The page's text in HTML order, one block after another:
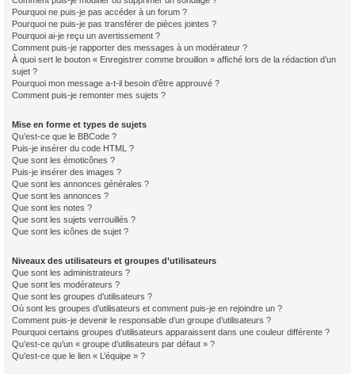
Pourquoi ne puis-je pas accéder à un forum ?
Pourquoi ne puis-je pas transférer de pièces jointes ?
Pourquoi ai-je reçu un avertissement ?
Comment puis-je rapporter des messages à un modérateur ?
À quoi sert le bouton « Enregistrer comme brouillon » affiché lors de la rédaction d’un
sujet ?
Pourquoi mon message a-t-il besoin d’être approuvé ?
Comment puis-je remonter mes sujets ?
Mise en forme et types de sujets
Qu’est-ce que le BBCode ?
Puis-je insérer du code HTML ?
Que sont les émoticônes ?
Puis-je insérer des images ?
Que sont les annonces générales ?
Que sont les annonces ?
Que sont les notes ?
Que sont les sujets verrouillés ?
Que sont les icônes de sujet ?
Niveaux des utilisateurs et groupes d’utilisateurs
Que sont les administrateurs ?
Que sont les modérateurs ?
Que sont les groupes d’utilisateurs ?
Où sont les groupes d’utilisateurs et comment puis-je en rejoindre un ?
Comment puis-je devenir le responsable d’un groupe d’utilisateurs ?
Pourquoi certains groupes d’utilisateurs apparaissent dans une couleur différente ?
Qu’est-ce qu’un « groupe d’utilisateurs par défaut » ?
Qu’est-ce que le lien « L’équipe » ?